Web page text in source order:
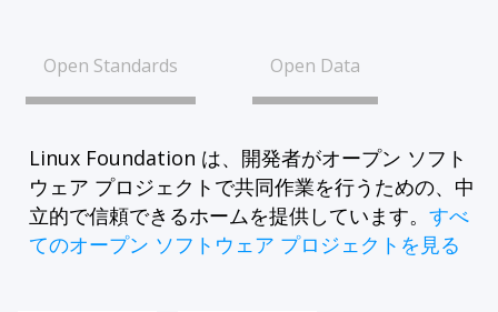
Open Standards Open Data
Linux Foundation は、開発者がオープン ソフト
ウェア プロジェクトで共同作業を行うための、中
立的で信頼できるホームを提供しています。 すべ
てのオープン ソフトウェア プロジェクトを見る